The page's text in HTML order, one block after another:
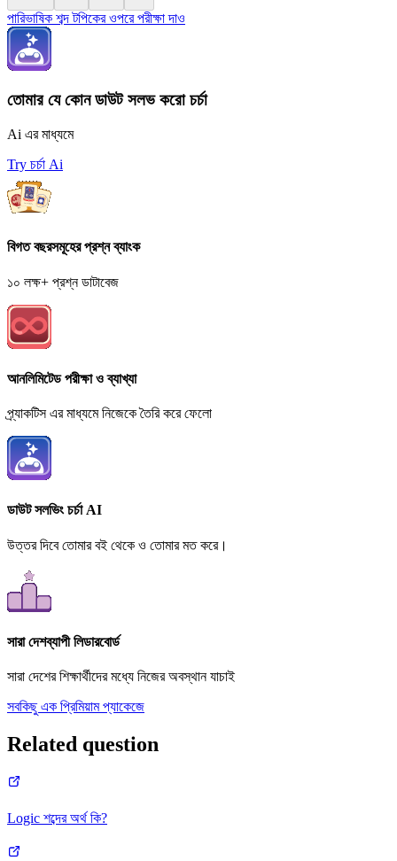
পারিভাষিক শব্দ টপিকের ওপরে পরীক্ষা দাও
তোমার যে কোন ডাউট সলভ করো চর্চা
Ai এর মাধ্যমে
Try চর্চা Ai
বিগত বছরসমূহের প্রশ্ন ব্যাংক
১০ লক্ষ+ প্রশ্ন ডাটাবেজ
আনলিমিটেড পরীক্ষা ও ব্যাখ্যা
প্র্যাকটিস এর মাধ্যমে নিজেকে তৈরি করে ফেলো
ডাউট সলভিং চর্চা AI
উত্তর দিবে তোমার বই থেকে ও তোমার মত করে।
সারা দেশব্যাপী লিডারবোর্ড
সারা দেশের শিক্ষার্থীদের মধ্যে নিজের অবস্থান যাচাই
সবকিছু এক প্রিমিয়াম প্যাকেজে
Related question
Logic শব্দের অর্থ কি?